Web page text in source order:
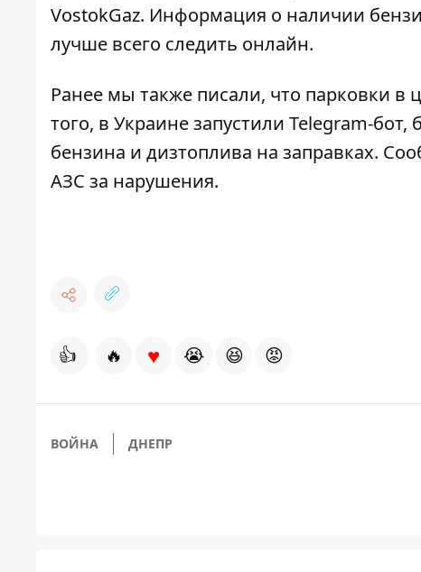
VostokGaz. Информация о наличии
лучше всего следить онлайн.
Ранее мы также писали, что парковки в
того, в Украинезапустили Telegram-бот,
бензина и дизтоплива на заправках.
АЗС за нарушения.
👍 🔥 ♥ 😭 😆 😡
ВОЙНА ДНЕПР